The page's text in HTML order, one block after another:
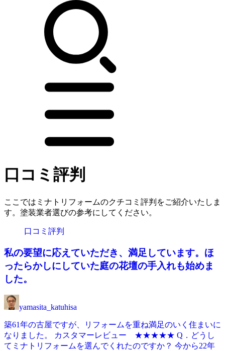
口コミ評判
ここではミナトリフォームのクチコミ評判をご紹介いたしま
す。塗装業者選びの参考にしてください。
口コミ評判
私の要望に応えていただき、満足しています。ほ
ったらかしにしていた庭の花壇の手入れも始めま
した。
yamasita_katuhisa
築61年の古屋ですが、リフォームを重ね満足のいく住まいに
なりました。 カスタマーレビュー ★★★★★ Q．どうし
てミナトリフォームを選んでくれたのですか？ 今から22年